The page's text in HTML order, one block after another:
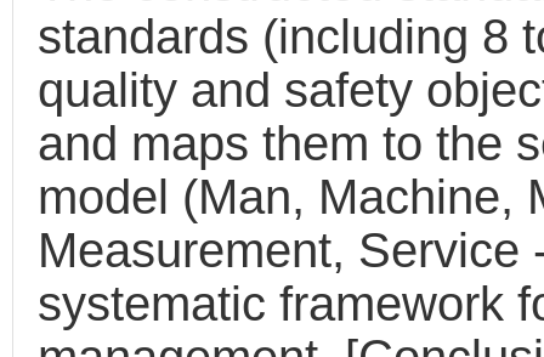
standards (including 8
quality and safety
and maps them to the
model (Man, Machine,
Measurement, Service
systematic framework